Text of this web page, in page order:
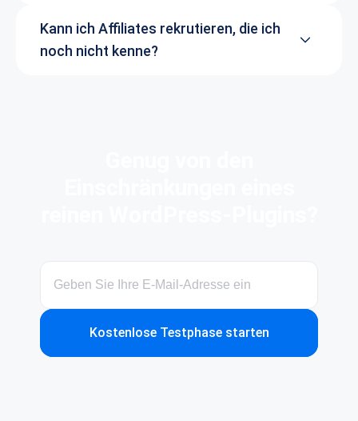
Kann ich Affiliates rekrutieren, die ich
noch nicht kenne?
Kostenlose Testphase starten